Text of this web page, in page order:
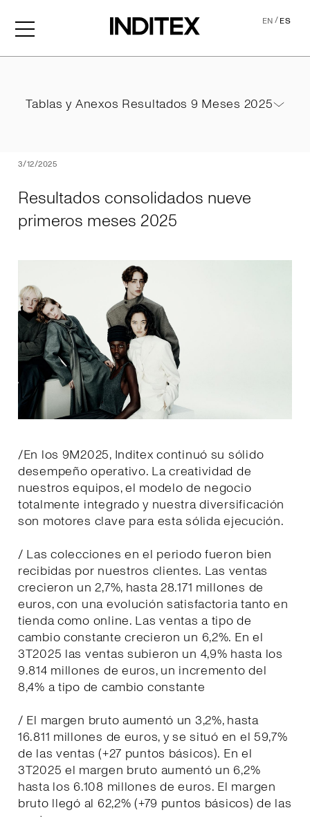
EN/ES
3/12/2025
Resultados consolidados nueve
primeros meses 2025
/En los 9M2025, Inditex continuó su sólido
desempeño operativo. La creatividad de
nuestros equipos, el modelo de negocio
totalmente integrado y nuestra diversificación
son motores clave para esta sólida ejecución.
/ Las colecciones en el periodo fueron bien
recibidas por nuestros clientes. Las ventas
crecieron un 2,7%, hasta 28.171 millones de
euros, con una evolución satisfactoria tanto en
tienda como online. Las ventas a tipo de
cambio constante crecieron un 6,2%. En el
3T2025 las ventas subieron un 4,9% hasta los
9.814 millones de euros, un incremento del
8,4% a tipo de cambio constante
/ El margen bruto aumentó un 3,2%, hasta
16.811 millones de euros, y se situó en el 59,7%
de las ventas (+27 puntos básicos). En el
3T2025 el margen bruto aumentó un 6,2%
hasta los 6.108 millones de euros. El margen
bruto llegó al 62,2% (+79 puntos básicos) de las
Tablas y Anexos Resultados 9 Meses 2025